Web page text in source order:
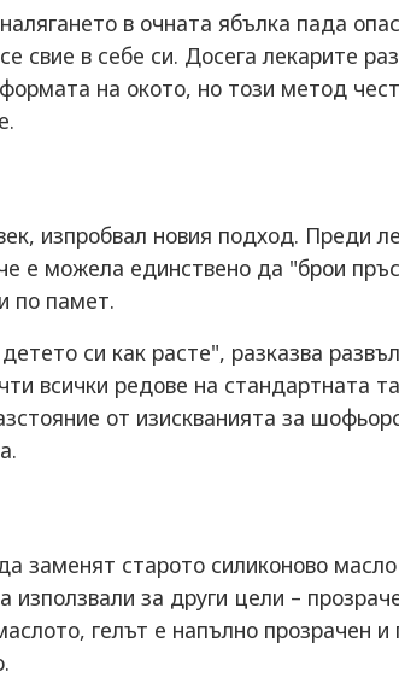
в очната ябълка пада
свие в себе си. Досега лекарите
на окото, но този метод
изпробвал новия подход. Преди
е можела единствено да "брои
по памет.
си как расте", разказва
всички редове на стандартната
от изискванията за
заменят старото силиконово
за други цели –
гелът е напълно прозрачен и